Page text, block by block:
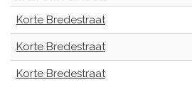
Korte Bredestraat
Korte Bredestraat
Korte Bredestraat